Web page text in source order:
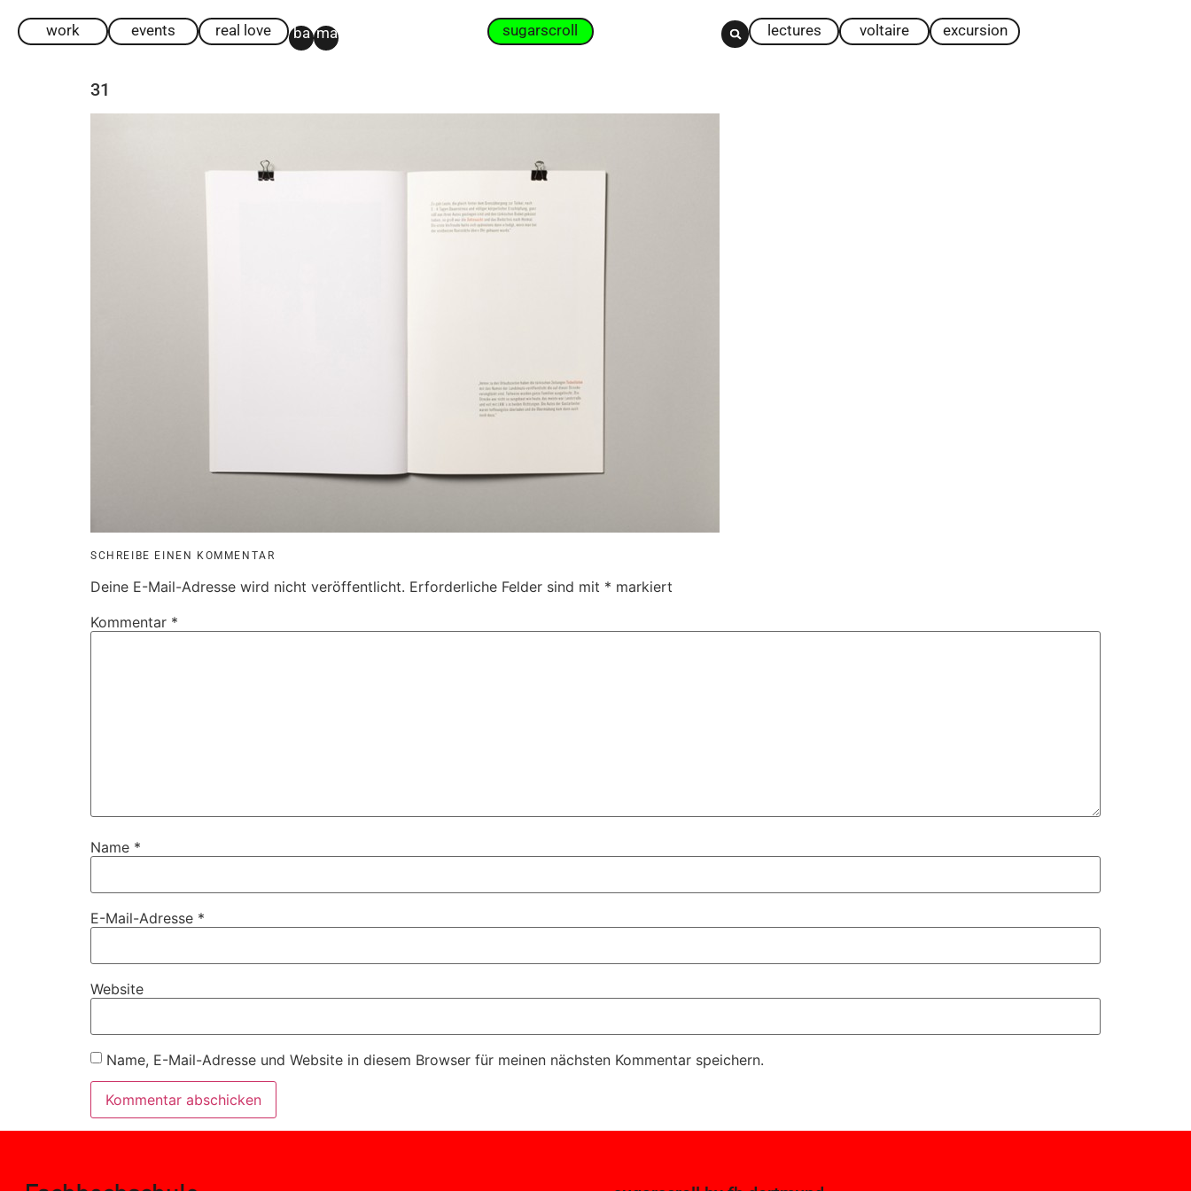
work events real love ba ma sugarscroll lectures voltaire excursion
31
SCHREIBE EINEN KOMMENTAR
Deine E-Mail-Adresse wird nicht veröffentlicht. Erforderliche Felder sind mit * markiert
Kommentar *
Name *
E-Mail-Adresse *
Website
Name, E-Mail-Adresse und Website in diesem Browser für meinen nächsten Kommentar speichern.